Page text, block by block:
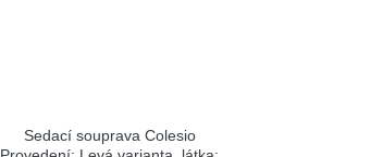
Sedací souprava Colesio